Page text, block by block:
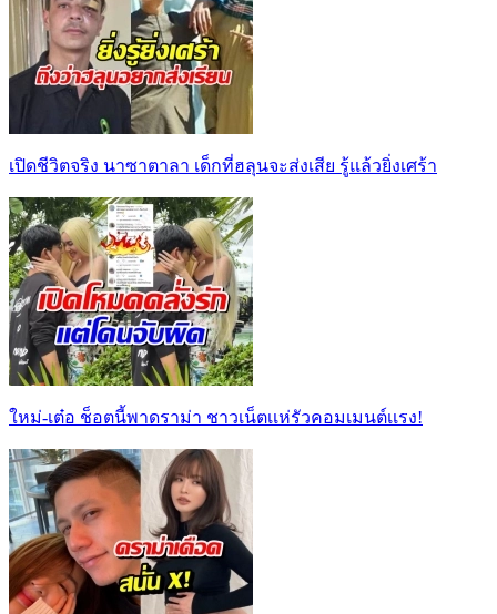
เปิดชีวิตจริง นาซาตาลา เด็กที่ฮลุนจะส่งเสีย รู้แล้วยิ่งเศร้า
ใหม่-เต๋อ ช็อตนี้พาดราม่า ชาวเน็ตเเห่รัวคอมเมนต์เเรง!